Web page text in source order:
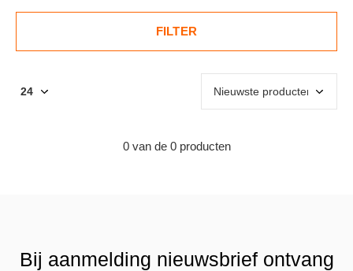
FILTER
0 van de 0 producten
Bij aanmelding nieuwsbrief ontvang